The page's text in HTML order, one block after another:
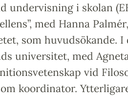
undervisning i skolan
med Hanna Palmér,
som huvudsökande. I
universitet, med
vid
koordinator.